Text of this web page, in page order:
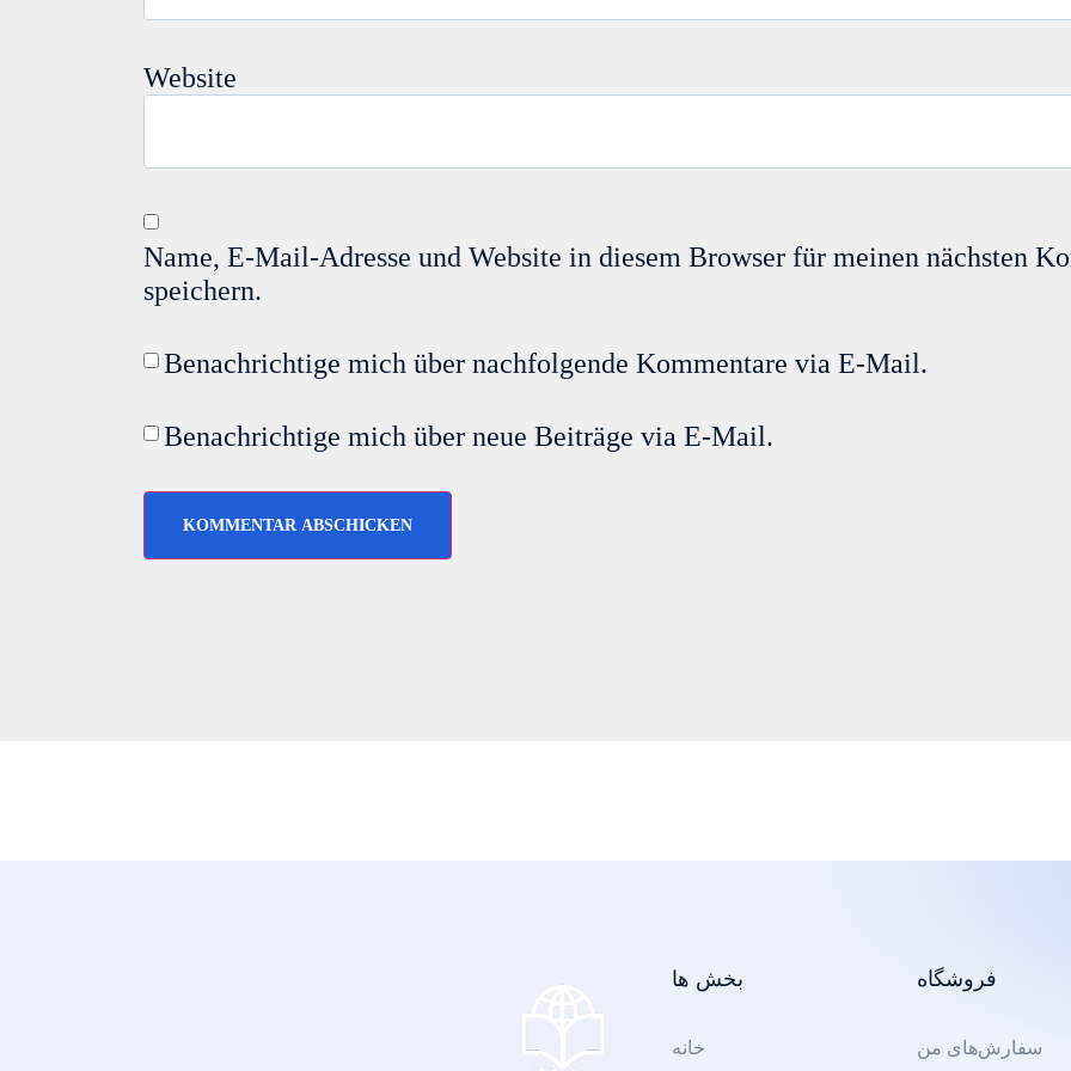
Website
Name, E-Mail-Adresse und Website in diesem Browser für meinen nächsten
speichern.
Benachrichtige mich über nachfolgende Kommentare via E-Mail.
Benachrichtige mich über neue Beiträge via E-Mail.
بخش ها
خانه
فروشگاه
سفارش‌های من